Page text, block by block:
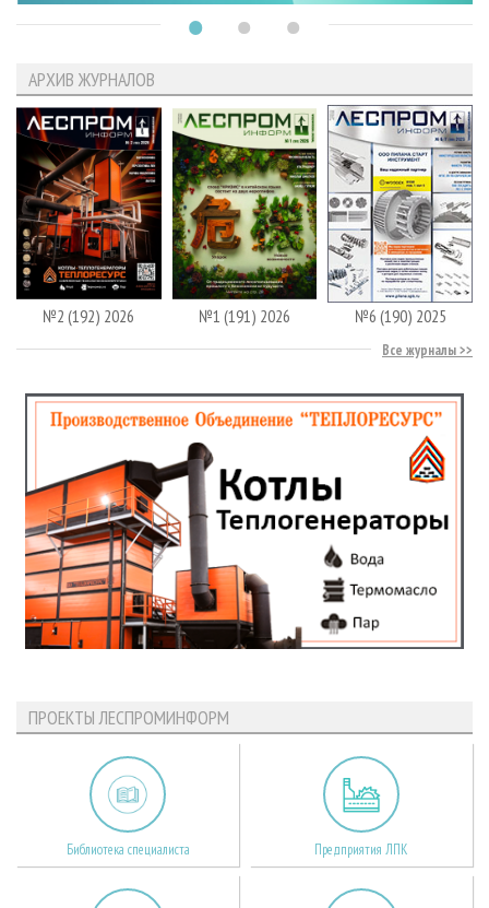
АРХИВ ЖУРНАЛОВ
№2 (192) 2026 №1 (191) 2026 №6 (190) 2025
Все журналы
ПРОЕКТЫ ЛЕСПРОМИНФОРМ
Библиотека специалиста Предприятия ЛПК